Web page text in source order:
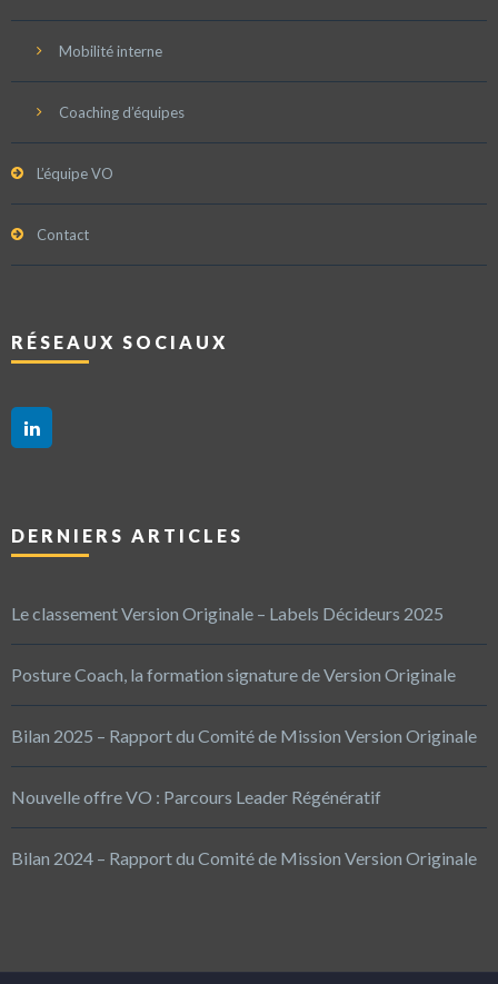
Mobilité interne
Coaching d’équipes
L’équipe VO
Contact
RÉSEAUX SOCIAUX
DERNIERS ARTICLES
Le classement Version Originale – Labels Décideurs 2025
Posture Coach, la formation signature de Version Originale
Bilan 2025 – Rapport du Comité de Mission Version Originale
Nouvelle offre VO : Parcours Leader Régénératif
Bilan 2024 – Rapport du Comité de Mission Version Originale